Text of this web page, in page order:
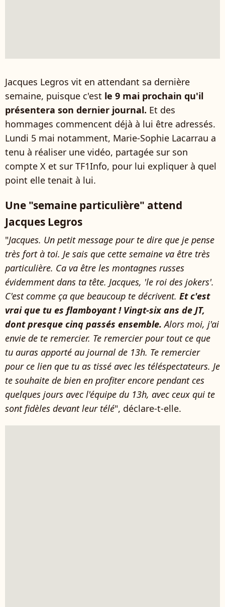
Jacques Legros vit en attendant sa dernière
semaine, puisque c'est le 9 mai prochain qu'il
présentera son dernier journal. Et des
hommages commencent déjà à lui être adressés.
Lundi 5 mai notamment, Marie-Sophie Lacarrau a
tenu à réaliser une vidéo, partagée sur son
compte X et sur TF1Info, pour lui expliquer à quel
point elle tenait à lui.
Une "semaine particulière" attend
Jacques Legros
"Jacques. Un petit message pour te dire que je pense
très fort à toi. Je sais que cette semaine va être très
particulière. Ca va être les montagnes russes
évidemment dans ta tête. Jacques, 'le roi des jokers'.
C'est comme ça que beaucoup te décrivent. Et c'est
vrai que tu es flamboyant ! Vingt-six ans de JT,
dont presque cinq passés ensemble.Alors moi, j'ai
envie de te remercier. Te remercier pour tout ce que
tu auras apporté au journal de 13h. Te remercier
pour ce lien que tu as tissé avec les téléspectateurs. Je
te souhaite de bien en profiter encore pendant ces
quelques jours avec l'équipe du 13h, avec ceux qui te
sont fidèles devant leur télé", déclare-t-elle.